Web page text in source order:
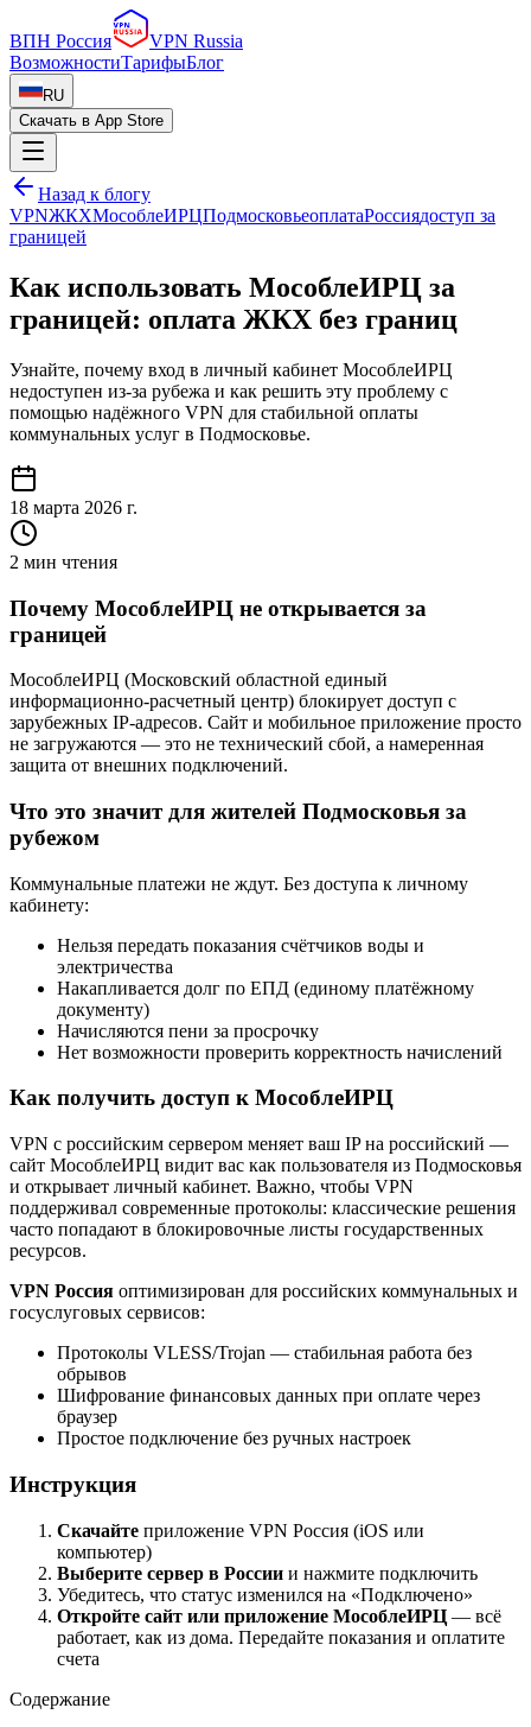
ВПН Россия
VPN Russia
ВозможностиТарифыБлог
RU
Скачать в App Store
Назад к блогу
VPNЖКХМособлеИРЦПодмосковьеоплатаРоссиядоступ за
границей
Как использовать МособлеИРЦ за
границей: оплата ЖКХ без границ
Узнайте, почему вход в личный кабинет МособлеИРЦ
недоступен из-за рубежа и как решить эту проблему с
помощью надёжного VPN для стабильной оплаты
коммунальных услуг в Подмосковье.
18 марта 2026 г.
2 мин чтения
Почему МособлеИРЦ не открывается за
границей
МособлеИРЦ (Московский областной единый
информационно-расчетный центр) блокирует доступ с
зарубежных IP-адресов. Сайт и мобильное приложение просто
не загружаются — это не технический сбой, а намеренная
защита от внешних подключений.
Что это значит для жителей Подмосковья за
рубежом
Коммунальные платежи не ждут. Без доступа к личному
кабинету:
Нельзя передать показания счётчиков воды и
электричества
Накапливается долг по ЕПД (единому платёжному
документу)
Начисляются пени за просрочку
Нет возможности проверить корректность начислений
Как получить доступ к МособлеИРЦ
VPN с российским сервером меняет ваш IP на российский —
сайт МособлеИРЦ видит вас как пользователя из Подмосковья
и открывает личный кабинет. Важно, чтобы VPN
поддерживал современные протоколы: классические решения
часто попадают в блокировочные листы государственных
ресурсов.
VPN Россия оптимизирован для российских коммунальных и
госуслуговых сервисов:
Протоколы VLESS/Trojan — стабильная работа без
обрывов
Шифрование финансовых данных при оплате через
браузер
Простое подключение без ручных настроек
Инструкция
Скачайте приложение VPN Россия (iOS или
компьютер)
Выберите сервер в России и нажмите подключить
Убедитесь, что статус изменился на «Подключено»
Откройте сайт или приложение МособлеИРЦ — всё
работает, как из дома. Передайте показания и оплатите
счета
Содержание